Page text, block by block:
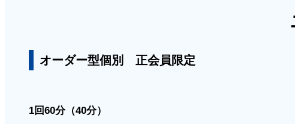
オーダー型個別 正会員限定
1回60分（40分）